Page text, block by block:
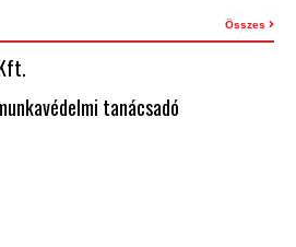
Összes
tanácsadó